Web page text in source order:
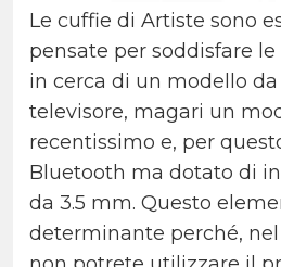
Le cuffie di Artiste sono
pensate per soddisfare
in cerca di un modello da
televisore, magari un
recentissimo e, per
Bluetooth ma dotato di
da 3.5 mm. Questo
determinante perché, nel